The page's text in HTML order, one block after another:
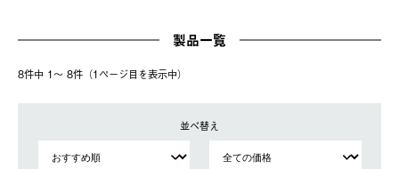
製品一覧
8件中 1〜 8件（1ページ⽬を表⽰中）
並べ替え